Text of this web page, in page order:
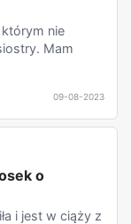
nie
Mam
09-08-2023
o
i jest w ciąży z